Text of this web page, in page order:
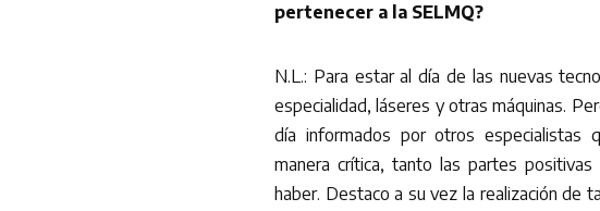
pertenecer a la SELMQ?
N.L.: Para estar al día de las nuevas
especialidad, láseres y otras máquinas.
día informados por otros especialistas
manera crítica, tanto las partes
haber. Destaco a su vez la realización de